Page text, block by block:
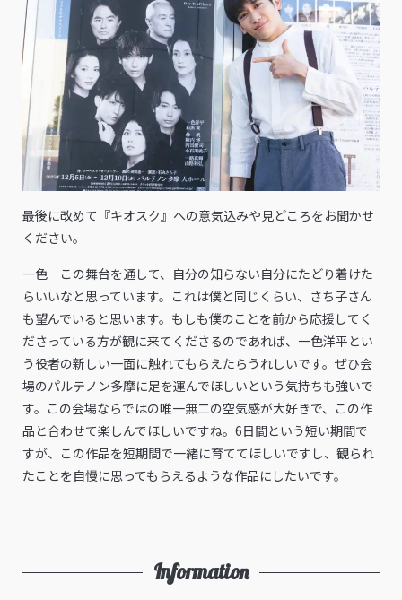
――最後に改めて『キオスク』への意気込みや見どころをお聞かせ
ください。
一色 この舞台を通して、自分の知らない自分にたどり着けた
らいいなと思っています。これは僕と同じくらい、さち子さん
も望んでいると思います。もしも僕のことを前から応援してく
ださっている方が観に来てくださるのであれば、一色洋平とい
う役者の新しい一面に触れてもらえたらうれしいです。ぜひ会
場のパルテノン多摩に足を運んでほしいという気持ちも強いで
す。この会場ならではの唯一無二の空気感が大好きで、この作
品と合わせて楽しんでほしいですね。6日間という短い期間で
すが、この作品を短期間で一緒に育ててほしいですし、観られ
たことを自慢に思ってもらえるような作品にしたいです。
Information